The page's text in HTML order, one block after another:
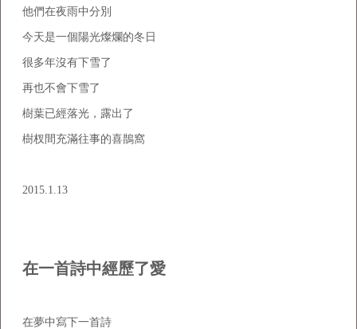
他們在夜雨中分別
今天是一個陽光燦爛的冬日
很多年沒有下雪了
再也不會下雪了
樹葉已經落光，露出了
樹杈間充滿往事的喜鵲窩
2015.1.13
在一首詩中經歷了愛
在夢中寫下一首詩